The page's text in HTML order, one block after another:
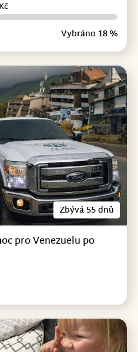
Vybráno 18 %
Zbývá 55 dnů
pro Venezuelu po